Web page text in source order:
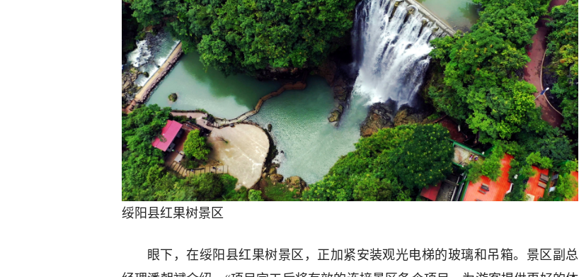
绥阳县红果树景区
眼下，在绥阳县红果树景区，正加紧安装观光电梯的玻璃和吊箱。景区副总